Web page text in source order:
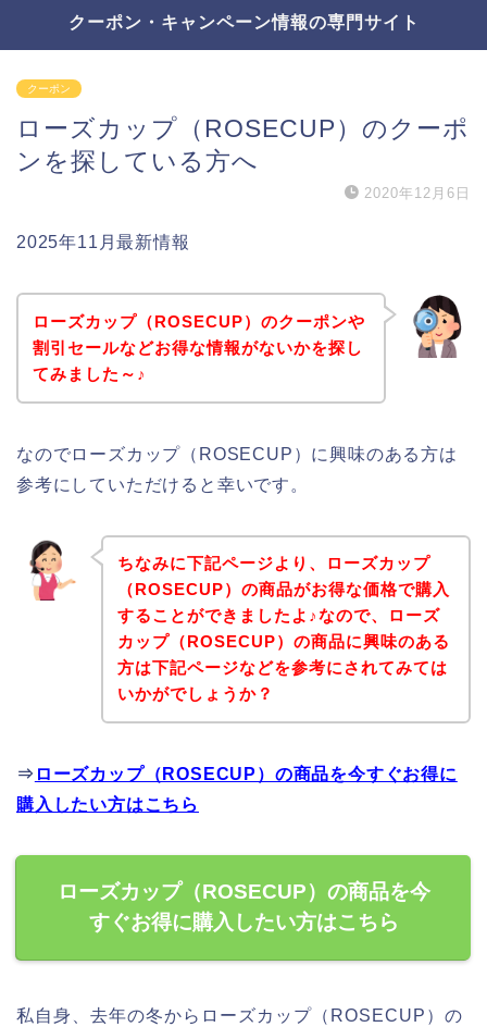
クーポン・キャンペーン情報の専門サイト
クーポン
ローズカップ（ROSECUP）のクーポ
ンを探している方へ
2020年12月6日
2025年11月最新情報
ローズカップ（ROSECUP）のクーポンや
割引セールなどお得な情報がないかを探し
てみました～♪
なのでローズカップ（ROSECUP）に興味のある方は
参考にしていただけると幸いです。
ちなみに下記ページより、ローズカップ
（ROSECUP）の商品がお得な価格で購入
することができましたよ♪なので、ローズ
カップ（ROSECUP）の商品に興味のある
方は下記ページなどを参考にされてみては
いかがでしょうか？
⇒ ローズカップ（ROSECUP）の商品を今すぐお得に
購入したい方はこちら
ローズカップ（ROSECUP）の商品を今
すぐお得に購入したい方はこちら
私自身、去年の冬からローズカップ（ROSECUP）の